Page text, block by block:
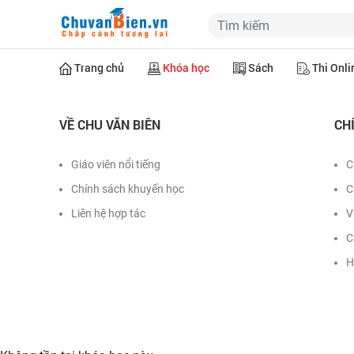
Trang chủ Khóa học Sách Thi
VỀ CHU VĂN BIÊN
Giáo viên nổi tiếng
Chính sách khuyến học
Liên hệ hợp tác